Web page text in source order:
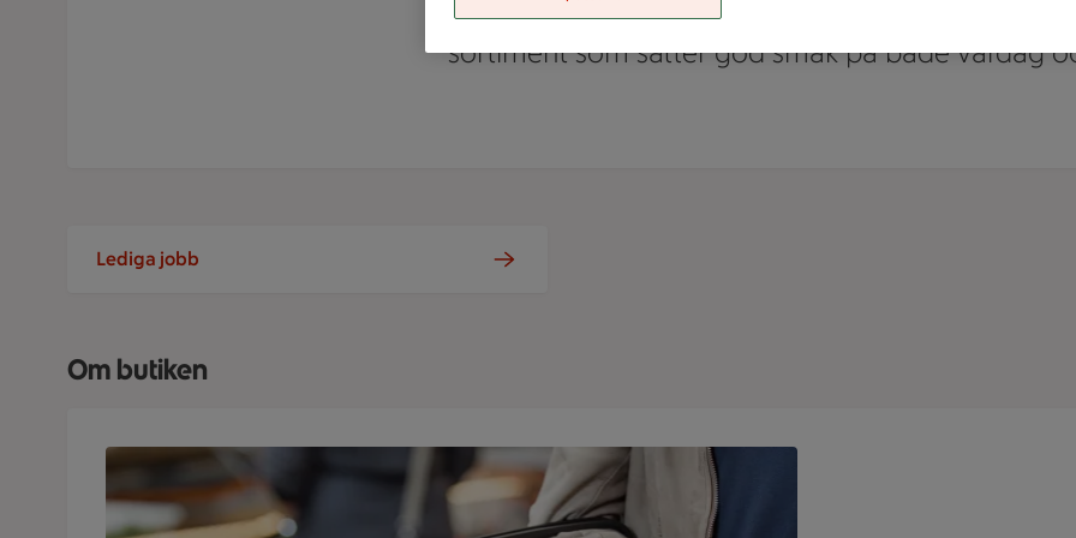
dagar i veckan. Upptäck vårt breda och
sortiment som sätter god smak på både vardag
Lediga jobb
Om butiken
Kundkorg fylld med varor på ICA Supermarket